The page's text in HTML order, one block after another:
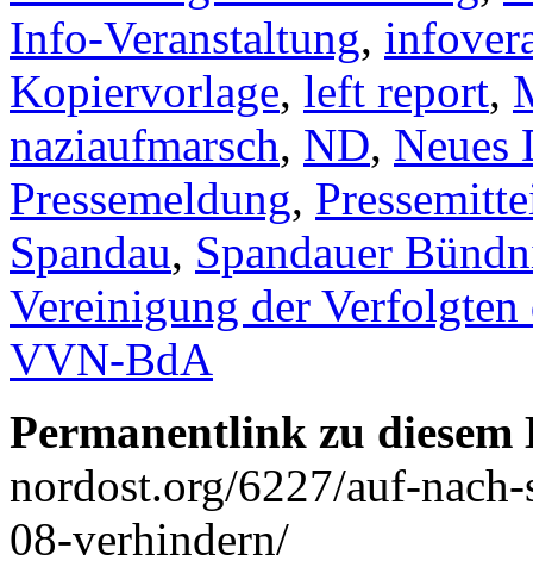
Info-Veranstaltung,
Kopiervorlage, left report,
naziaufmarsch, ND, Neues
Pressemeldung,
Spandau, Spandauer
Vereinigung der Verfolgten
VVN-BdA
Permanentlink zu
nordost.org/6227/auf-
08-verhindern/